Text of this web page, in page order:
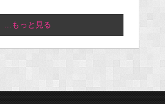
...もっと見る